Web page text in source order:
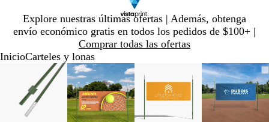
Explore nuestras últimas ofertas | Además, obtenga
envío económico gratis en todos los pedidos de $100+ |
Comprar todas las ofertas
Diapositiva
1
InicioCarteles y lonas
Imagen
ampliable
con
zoom
Ampliado
al
mínimo
Haga
clic
para
expandir
Use
la
tecla
de
Imagen
ampliable
con
zoom
Ampliado
al
mínimo
Haga
clic
para
expandir
Use
la
tecla
de
más
ampliable
con
Ampliado
al
mínimo
clic
para
la
tecla
más
Imagen
con
zoom
al
mínimo
Haga
clic
para
Use
la
tecla
de
Diapositiva